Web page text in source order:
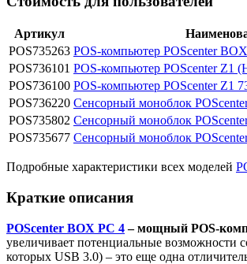
Артикул
POS735263 POS-компьютер POScenter
POS736101 POS-компьютер POSсenter Z1
POS736100 POS-компьютер POSсenter Z1
POS736220 Сенсорный моноблок
POS735802 Сенсорный моноблок
POS735677 Сенсорный моноблок
Подробные характеристики всех моделей
Краткие описания
POScenter BOX PC 4– мощный POS-
увеличивает потенциальные возможности
которых USB 3.0) – это еще одна